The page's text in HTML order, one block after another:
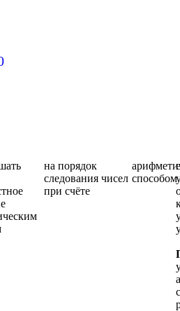
на порядок
следования чисел
при счёте
способом